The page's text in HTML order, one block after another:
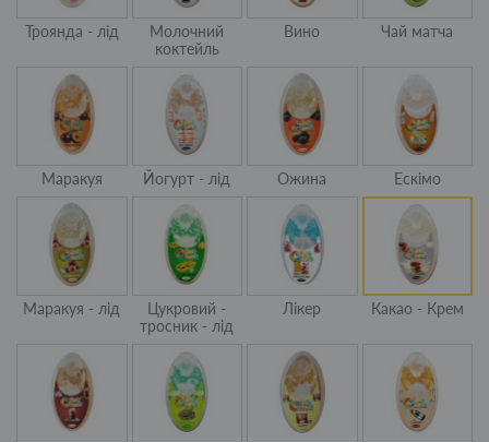
Троянда - лід
Молочний
коктейль
Вино Чай матча
Маракуя Йогурт - лід Ожина Ескімо
Маракуя - лід
Цукровий -
тросник - лід
Лікер Какао - Крем